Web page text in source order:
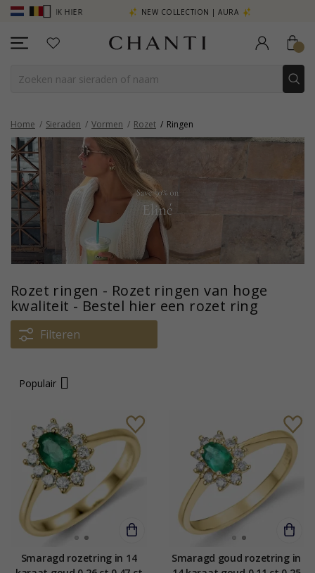
- KLIK HIER NEW COLLECTION | AURA
Home Sieraden Vormen Rozet Ringen
Rozet ringen - Rozet ringen van hoge
kwaliteit - Bestel hier een rozet ring
Filteren
Populair
Smaragd rozetring in 14
Smaragd goud rozetring in